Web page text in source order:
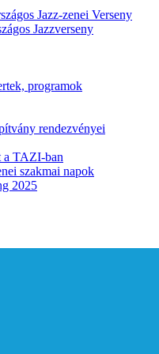
Jazz-zenei Verseny
Jazzverseny
programok
rendezvényei
a TAZI-ban
szakmai napok
2025